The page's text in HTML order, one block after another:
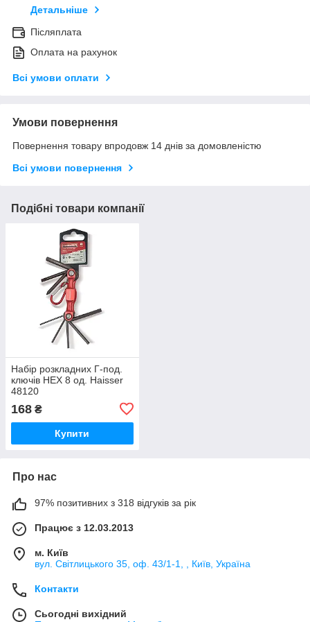
Детальніше
Післяплата
Оплата на рахунок
Всі умови оплати
Умови повернення
Повернення товару впродовж 14 днів за домовленістю
Всі умови повернення
Подібні товари компанії
Набір розкладних Г-под.
ключів HEX 8 од. Haisser
48120
168 ₴
Купити
Про нас
97% позитивних з 318 відгуків за рік
Працює з 12.03.2013
м. Київ
вул. Світлицького 35, оф. 43/1-1, , Київ, Україна
Контакти
Сьогодні вихідний